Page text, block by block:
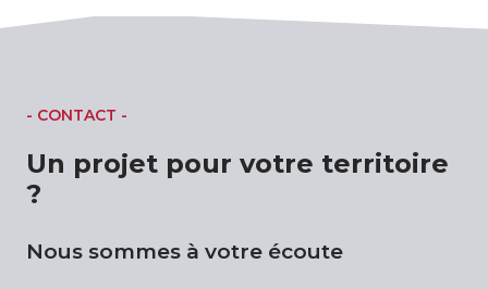
- CONTACT -
Un projet pour votre territoire
?
Nous sommes à votre écoute